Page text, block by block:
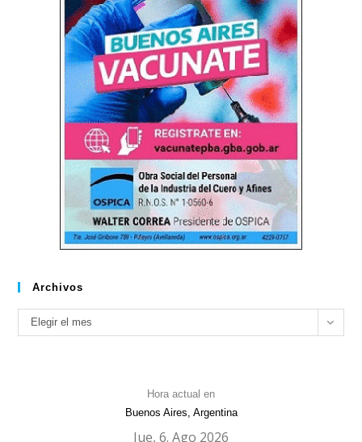
Archivos
Archivos
Elegir el mes
Hora actual en
Buenos Aires, Argentina